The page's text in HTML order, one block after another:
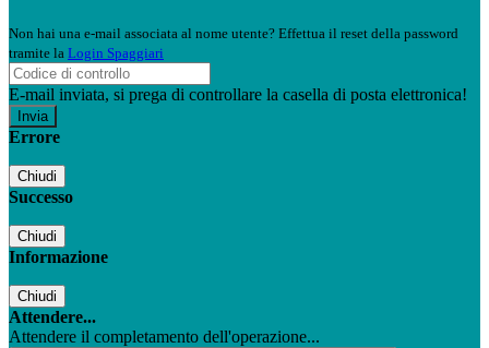
Non hai una e-mail associata al nome utente? Effettua il reset della password
tramite la Login Spaggiari
E-mail inviata, si prega di controllare la casella di posta elettronica!
Errore
Chiudi
Successo
Chiudi
Informazione
Chiudi
Attendere...
Attendere il completamento dell'operazione...